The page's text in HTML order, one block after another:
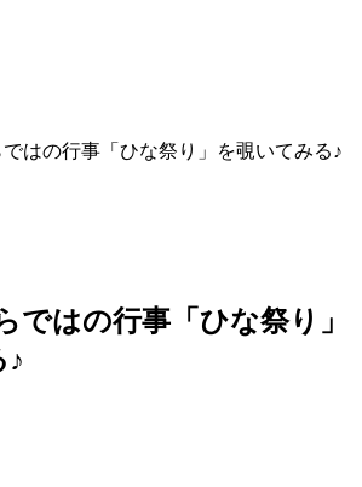
はの行事「ひな祭り」を覗いてみる♪
ではの行事「ひな祭り」
♪